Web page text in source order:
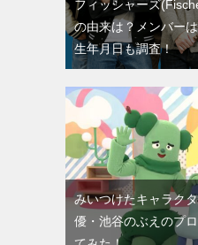
フィッシャーズ
の由来は？メンバー
生年月日も調査！
みいつけたキャラク
優・池谷のぶえのプ